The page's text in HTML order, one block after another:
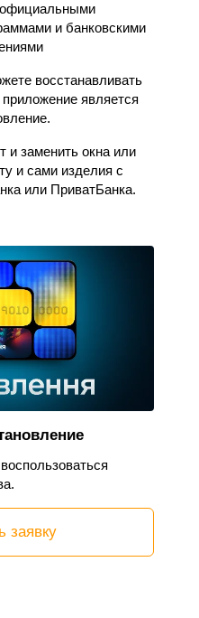
и банковскими
восстанавливать
является
и заменить окна или
и сами изделия с
или ПриватБанка.
заявку